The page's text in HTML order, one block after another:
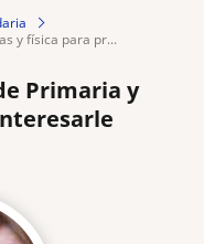
y física para pr...
Primaria y